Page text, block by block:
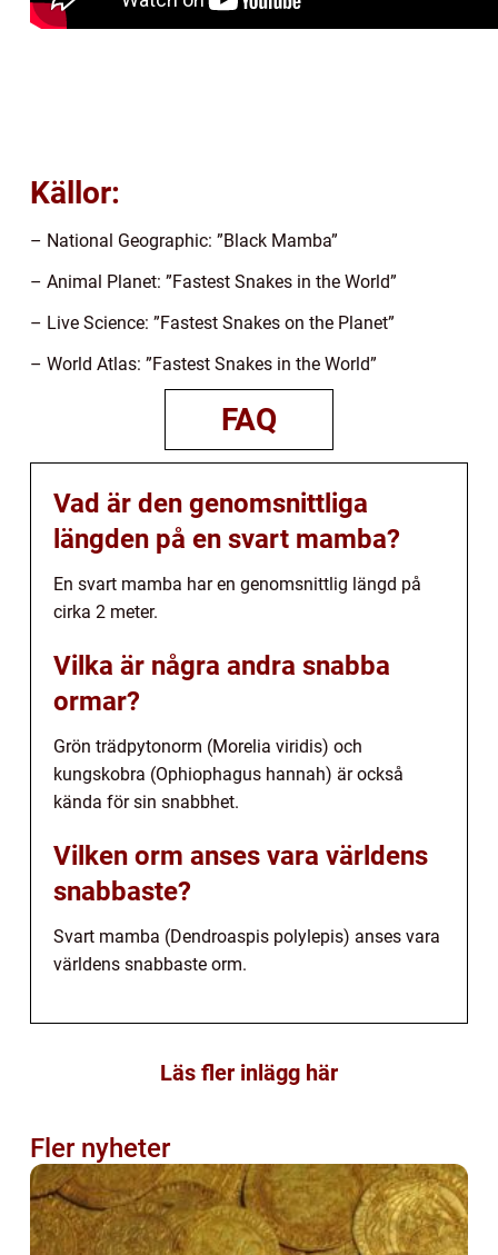
Källor:
– National Geographic: ”Black Mamba”
– Animal Planet: ”Fastest Snakes in the World”
– Live Science: ”Fastest Snakes on the Planet”
– World Atlas: ”Fastest Snakes in the World”
FAQ
Vad är den genomsnittliga
längden på en svart mamba?
En svart mamba har en genomsnittlig längd på
cirka 2 meter.
Vilka är några andra snabba
ormar?
Grön trädpytonorm (Morelia viridis) och
kungskobra (Ophiophagus hannah) är också
kända för sin snabbhet.
Vilken orm anses vara världens
snabbaste?
Svart mamba (Dendroaspis polylepis) anses vara
världens snabbaste orm.
Läs fler inlägg här
Fler nyheter